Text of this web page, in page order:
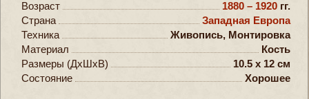
Возраст 1880 – 1920 гг.
Страна
Западная Европа
Техника
Живопись, Монтировка
Материал
Кость
Размеры (ДxШxВ)
10.5 x 12 см
Состояние
Хорошее